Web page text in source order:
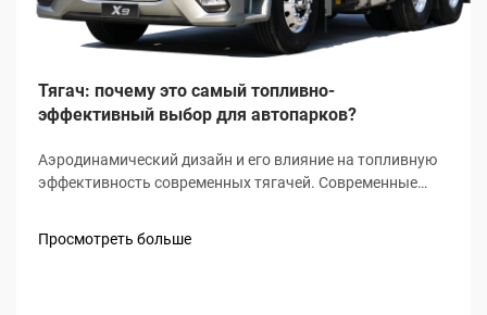
Тягач: почему это самый топливно-
эффективный выбор для автопарков?
Аэродинамический дизайн и его влияние на топливную
эффективность современных тягачей. Современные
и повышают расход топлива. Подумайте о закруглённых
Просмотреть больше